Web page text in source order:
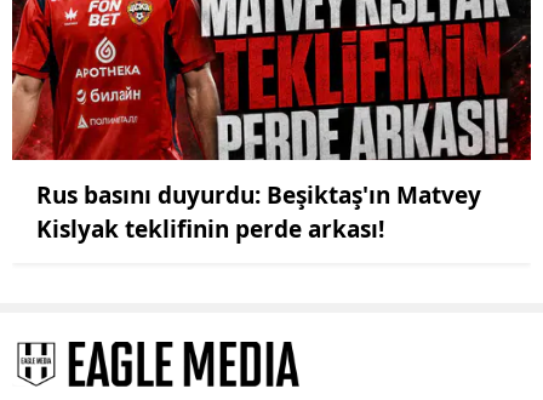
Rus basını duyurdu: Beşiktaş'ın Matvey
Kislyak teklifinin perde arkası!